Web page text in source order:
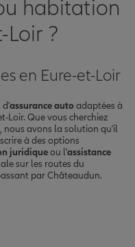
habitation
Loir ?
en Eure-et-Loir
d'assurance auto adaptées à
Loir. Que vous cherchiez
nous avons la solution qu'il
à des options
juridiqueou l'assistance
sur les routes du
par Châteaudun.